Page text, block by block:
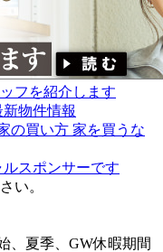
、夏季、GW休暇期間